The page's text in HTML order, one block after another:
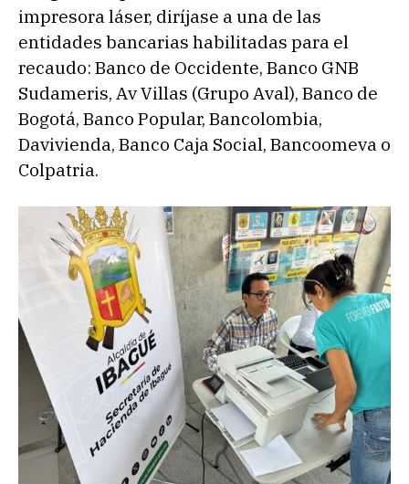
impresora láser, diríjase a una de las
entidades bancarias habilitadas para el
recaudo: Banco de Occidente, Banco GNB
Sudameris, Av Villas (Grupo Aval), Banco de
Bogotá, Banco Popular, Bancolombia,
Davivienda, Banco Caja Social, Bancoomeva o
Colpatria.